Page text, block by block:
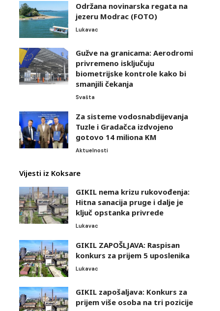
Održana novinarska regata na
jezeru Modrac (FOTO)
Lukavac
Gužve na granicama: Aerodromi
privremeno isključuju
biometrijske kontrole kako bi
smanjili čekanja
Svašta
Za sisteme vodosnabdijevanja
Tuzle i Gradačca izdvojeno
gotovo 14 miliona KM
Aktuelnosti
Vijesti iz Koksare
GIKIL nema krizu rukovođenja:
Hitna sanacija pruge i dalje je
ključ opstanka privrede
Lukavac
GIKIL ZAPOŠLJAVA: Raspisan
konkurs za prijem 5 uposlenika
Lukavac
GIKIL zapošaljava: Konkurs za
prijem više osoba na tri pozicije